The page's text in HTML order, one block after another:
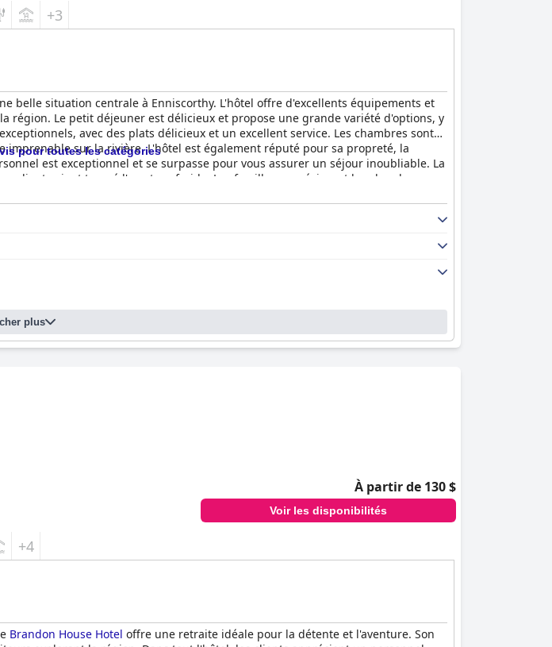
+3
belle situation centrale à Enniscorthy. L'hôtel offre d'excellents équipements et
Le petit déjeuner est délicieux et propose une grande variété d'options, y
avec des plats délicieux et un excellent service. Les chambres sont
sur la rivière. L'hôtel est également réputé pour sa propreté, la
est exceptionnel et se surpasse pour vous assurer un séjour inoubliable. La
clients aient trouvé l'eau trop froide. Les familles apprécieront les chambres
un problème, mais l'hôtel propose un parking gratuit pour les résidents et un
pour ceux qui recherchent un séjour confortable et agréable dans un
pour toutes les catégories
plus
À partir de 130 $
Voir les disponibilités
+4
Brandon House Hotel offre une retraite idéale pour la détente et l'aventure. Son